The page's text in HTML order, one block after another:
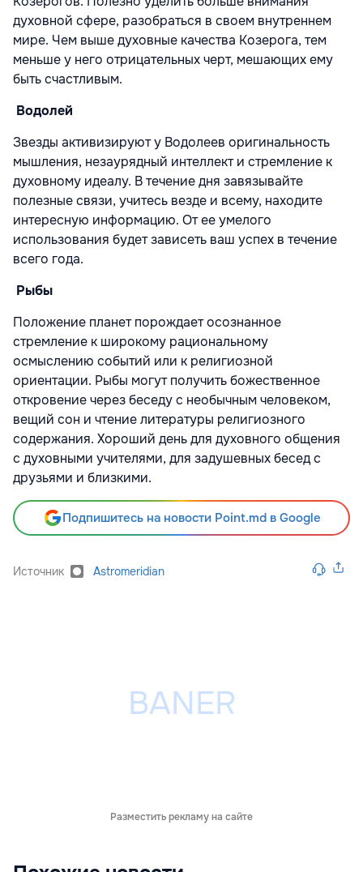
духовной сфере, разобраться в своем внутреннем
мире. Чем выше духовные качества Козерога, тем
меньше у него отрицательных черт, мешающих ему
быть счастливым.
Водолей
Звезды активизируют у Водолеев оригинальность
мышления, незаурядный интеллект и стремление к
духовному идеалу. В течение дня завязывайте
полезные связи, учитесь везде и всему, находите
интересную информацию. От ее умелого
использования будет зависеть ваш успех в течение
всего года.
Рыбы
Положение планет порождает осознанное
стремление к широкому рациональному
осмыслению событий или к религиозной
ориентации. Рыбы могут получить божественное
откровение через беседу с необычным человеком,
вещий сон и чтение литературы религиозного
содержания. Хороший день для духовного общения
с духовными учителями, для задушевных бесед с
друзьями и близкими.
Подпишитесь на новости Point.md в Google
Источник Astromeridian
Разместить рекламу на сайте